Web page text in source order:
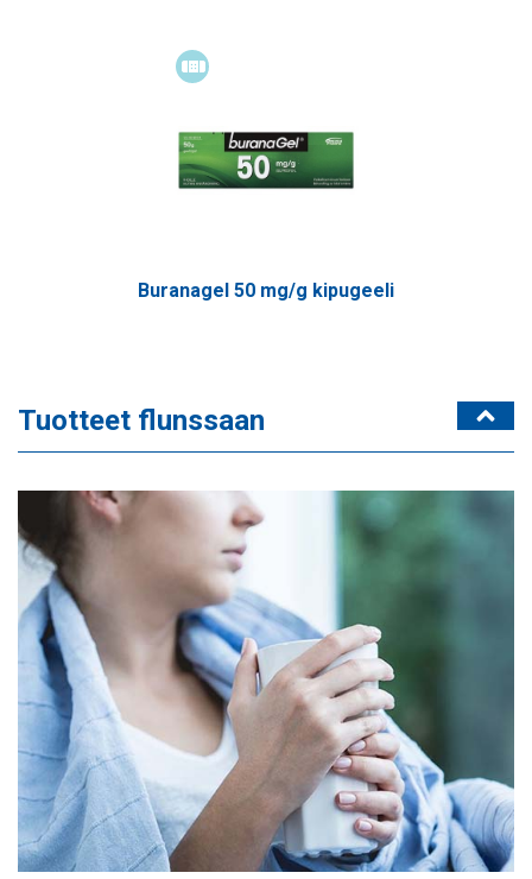
Buranagel 50 mg/g kipugeeli
Tuotteet flunssaan